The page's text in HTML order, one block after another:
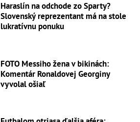
Haraslín na odchode zo Sparty?
Slovenský reprezentant má na stole
lukratívnu ponuku
FOTO Messiho žena v bikinách:
Komentár Ronaldovej Georginy
vyvolal ošiaľ